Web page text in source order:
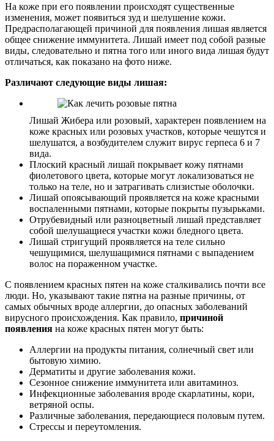
На коже при его появлении происходят существенные
изменения, может появиться зуд и шелушение кожи.
Предрасполагающей причиной для появления лишая является
общее снижение иммунитета. Лишай имеет под собой разные
виды, следовательно и пятна того или иного вида лишая будут
отличаться, как показано на фото ниже.
Различают следующие виды лишая:
Лишай Жибера или розовый, характерен появлением на
коже красных или розовых участков, которые чешутся и
шелушатся, а возбудителем служит вирус герпеса 6 и 7
вида.
Плоский красный лишай покрывает кожу пятнами
фиолетового цвета, которые могут локализоваться не
только на теле, но и затрагивать слизистые оболочки.
Лишай опоясывающий проявляется на коже красными
воспаленными пятнами, которые покрыты пузырьками.
Отрубевидный или разноцветный лишай представляет
собой шелушащиеся участки кожи бледного цвета.
Лишай стригущий проявляется на теле сильно
чешущимися, шелушащимися пятнами с выпадением
волос на пораженном участке.
С появлением красных пятен на коже сталкивались почти все
люди. Но, указывают такие пятна на разные причины, от
самых обычных вроде аллергии, до опасных заболеваний
вирусного происхождения. Как правило, причиной
появления на коже красных пятен могут быть:
Аллергии на продукты питания, солнечный свет или
бытовую химию.
Дерматиты и другие заболевания кожи.
Сезонное снижение иммунитета или авитаминоз.
Инфекционные заболевания вроде скарлатины, кори,
ветряной оспы.
Различные заболевания, передающиеся половым путем.
Стрессы и переутомления.